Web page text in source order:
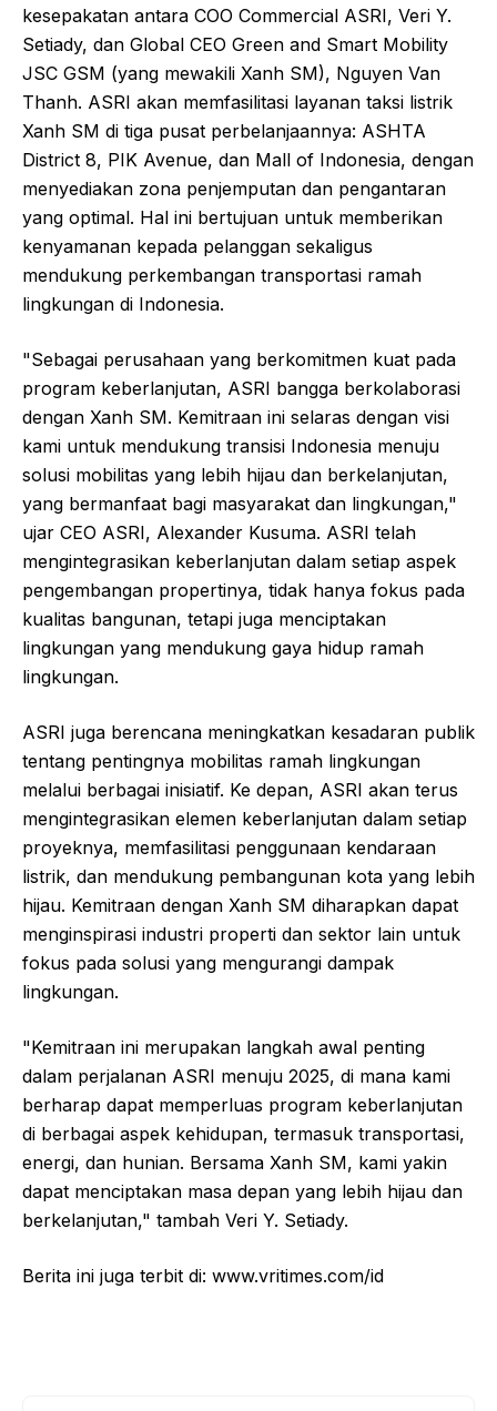
kesepakatan antara COO Commercial ASRI, Veri Y.
Setiady, dan Global CEO Green and Smart Mobility
JSC GSM (yang mewakili Xanh SM), Nguyen Van
Thanh. ASRI akan memfasilitasi layanan taksi listrik
Xanh SM di tiga pusat perbelanjaannya: ASHTA
District 8, PIK Avenue, dan Mall of Indonesia, dengan
menyediakan zona penjemputan dan pengantaran
yang optimal. Hal ini bertujuan untuk memberikan
kenyamanan kepada pelanggan sekaligus
mendukung perkembangan transportasi ramah
lingkungan di Indonesia.
"Sebagai perusahaan yang berkomitmen kuat pada
program keberlanjutan, ASRI bangga berkolaborasi
dengan Xanh SM. Kemitraan ini selaras dengan visi
kami untuk mendukung transisi Indonesia menuju
solusi mobilitas yang lebih hijau dan berkelanjutan,
yang bermanfaat bagi masyarakat dan lingkungan,"
ujar CEO ASRI, Alexander Kusuma. ASRI telah
mengintegrasikan keberlanjutan dalam setiap aspek
pengembangan propertinya, tidak hanya fokus pada
kualitas bangunan, tetapi juga menciptakan
lingkungan yang mendukung gaya hidup ramah
lingkungan.
ASRI juga berencana meningkatkan kesadaran publik
tentang pentingnya mobilitas ramah lingkungan
melalui berbagai inisiatif. Ke depan, ASRI akan terus
mengintegrasikan elemen keberlanjutan dalam setiap
proyeknya, memfasilitasi penggunaan kendaraan
listrik, dan mendukung pembangunan kota yang lebih
hijau. Kemitraan dengan Xanh SM diharapkan dapat
menginspirasi industri properti dan sektor lain untuk
fokus pada solusi yang mengurangi dampak
lingkungan.
"Kemitraan ini merupakan langkah awal penting
dalam perjalanan ASRI menuju 2025, di mana kami
berharap dapat memperluas program keberlanjutan
di berbagai aspek kehidupan, termasuk transportasi,
energi, dan hunian. Bersama Xanh SM, kami yakin
dapat menciptakan masa depan yang lebih hijau dan
berkelanjutan," tambah Veri Y. Setiady.
Berita ini juga terbit di: www.vritimes.com/id